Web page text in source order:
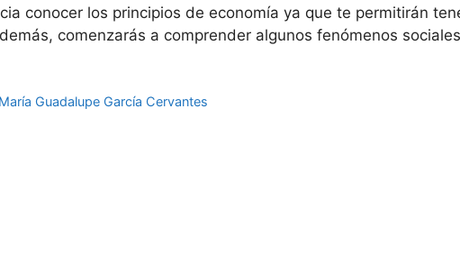
conocer los principios de economía ya que te permitirán
comenzarás a comprender algunos fenómenos
María Guadalupe García Cervantes